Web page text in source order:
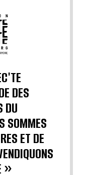
DES
DU
SOMMES
ET DE
»